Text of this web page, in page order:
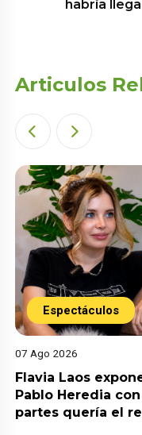
habría
Articulos
Espectáculos
07 Ago 2026
Flavia Laos
Pablo Heredia
partes quería el